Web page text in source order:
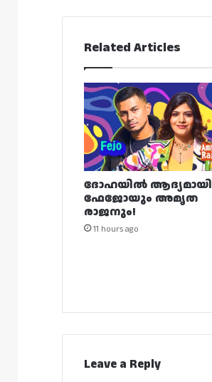
Related Articles
ദോഹയിൽ ആദ്യമായി
ഫേജോയും അമൃത
രാജനും!
11 hours ago
Leave a Reply